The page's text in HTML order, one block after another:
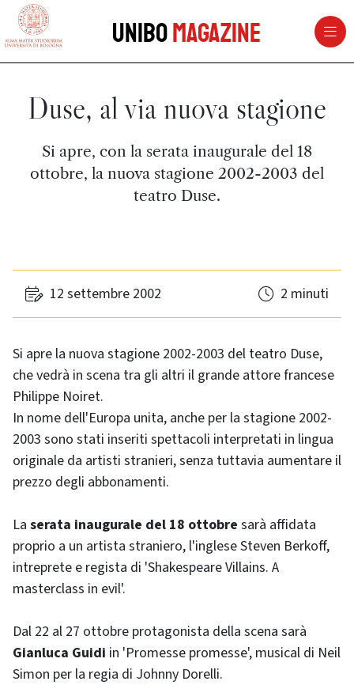
vai al contenuto della pagina
UniboMagazine
Duse, al via nuova stagione
Si apre, con la serata inaugurale del 18
ottobre, la nuova stagione 2002-2003 del
teatro Duse.
12 settembre 2002 2 minuti
Si apre la nuova stagione 2002-2003 del teatro Duse,
che vedrà in scena tra gli altri il grande attore francese
Philippe Noiret.
In nome dell'Europa unita, anche per la stagione 2002-
2003 sono stati inseriti spettacoli interpretati in lingua
originale da artisti stranieri, senza tuttavia aumentare il
prezzo degli abbonamenti.
La serata inaugurale del 18 ottobre sarà affidata
proprio a un artista straniero, l'inglese Steven Berkoff,
intreprete e regista di 'Shakespeare Villains. A
masterclass in evil'.
Dal 22 al 27 ottobre protagonista della scena sarà
Gianluca Guidi in 'Promesse promesse', musical di Neil
Simon per la regia di Johnny Dorelli.